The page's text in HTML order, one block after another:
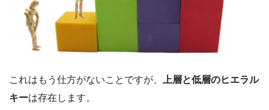
これはもう仕方がないことですが、
上層と低層のヒエラル
キーは存在します。